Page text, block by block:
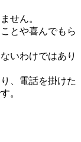
せん。
とや喜んでもら
いわけではあり
、電話を掛けた
。